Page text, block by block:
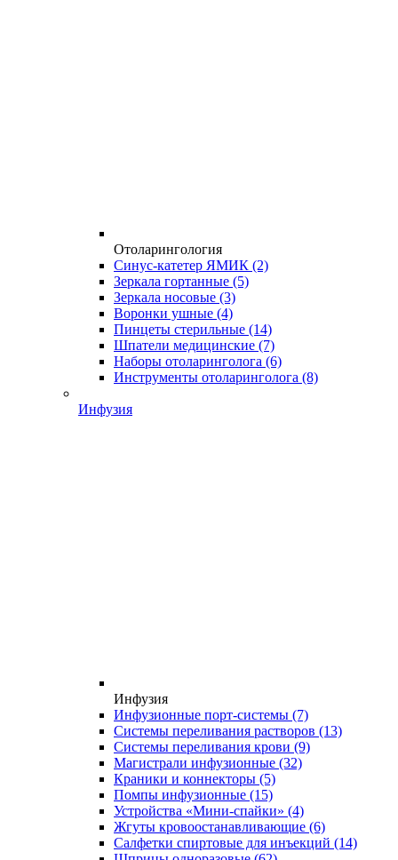
Отоларингология
Синус-катетер ЯМИК (2)
Зеркала гортанные (5)
Зеркала носовые (3)
Воронки ушные (4)
Пинцеты стерильные (14)
Шпатели медицинские (7)
Наборы отоларинголога (6)
Инструменты отоларинголога (8)
Инфузия
Инфузия
Инфузионные порт-системы (7)
Системы переливания растворов (13)
Системы переливания крови (9)
Магистрали инфузионные (32)
Краники и коннекторы (5)
Помпы инфузионные (15)
Устройства «Мини-спайки» (4)
Жгуты кровоостанавливающие (6)
Салфетки спиртовые для инъекций (14)